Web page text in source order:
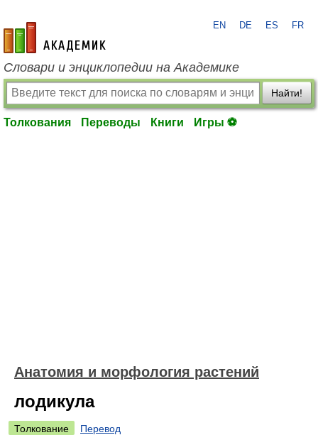
academic.ru
EN DE ES FR
Словари и энциклопедии на Академике
Найти!
Толкования Переводы Книги Игры ⚽
Анатомия и морфология растений
лодикула
Толкование
Перевод